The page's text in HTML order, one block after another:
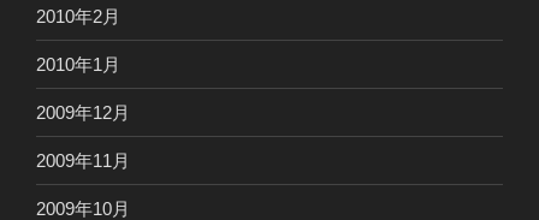
2010年2月
2010年1月
2009年12月
2009年11月
2009年10月